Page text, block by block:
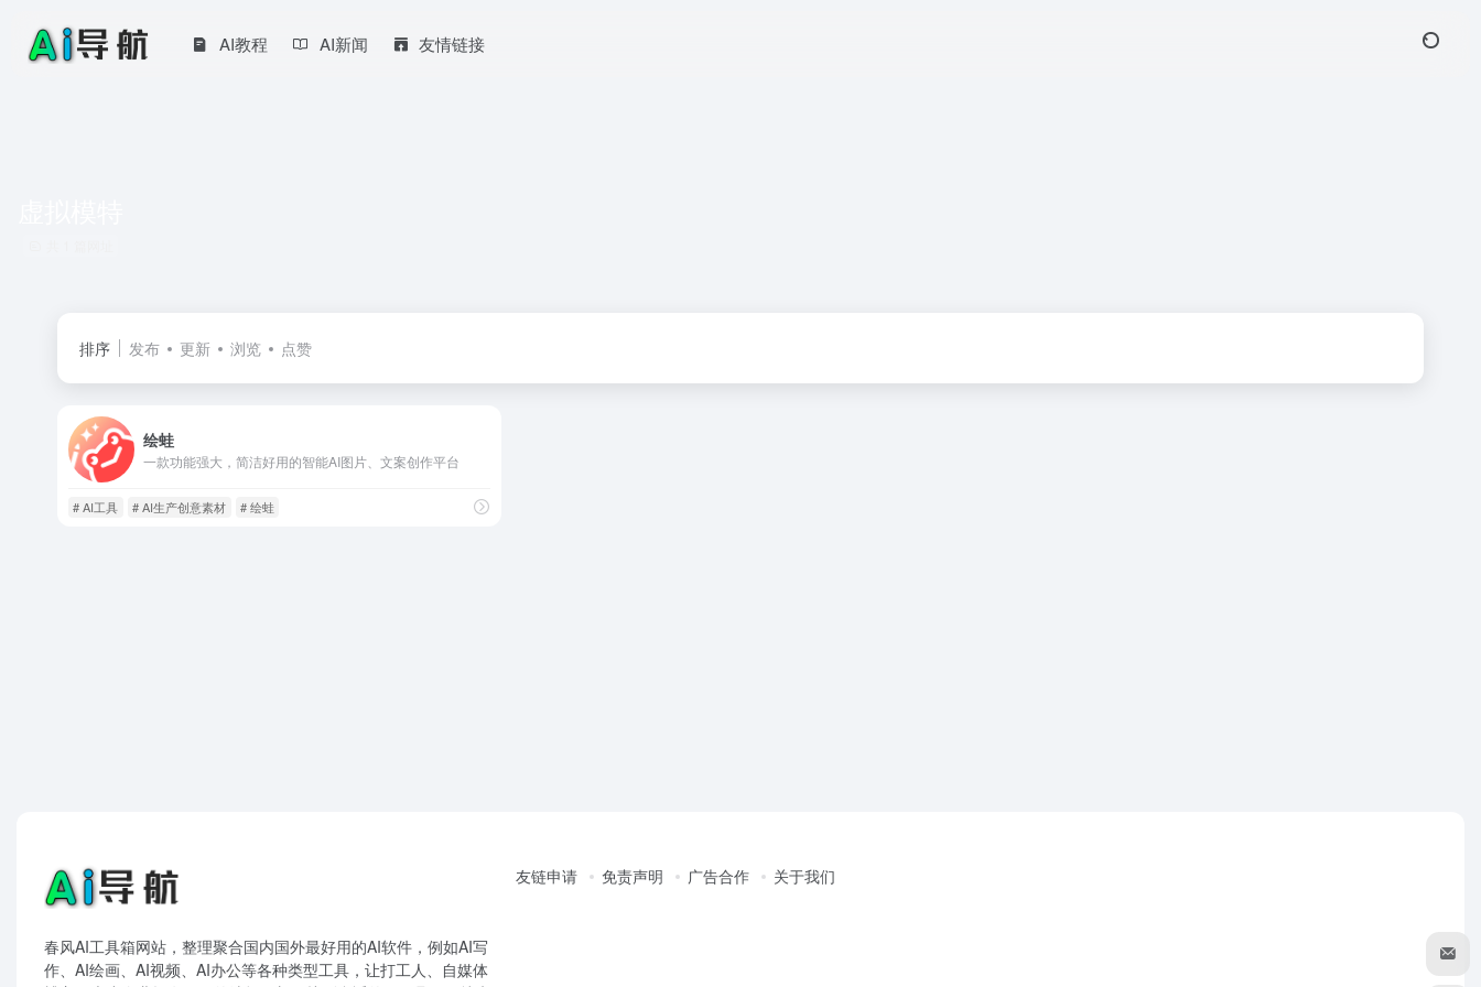
AI教程 AI新闻 友情链接
排序 发布 更新 浏览 点赞
绘蛙
一款功能强大，简洁好用的智能AI图片、文案创作平台
# AI工具 # AI生产创意素材 # 绘蛙
春风AI工具箱网站，整理聚合国内国外最好用的AI软件，例如AI写
作、AI绘画、AI视频、AI办公等各种类型工具，让打工人、自媒体
友链申请 免责声明 广告合作 关于我们